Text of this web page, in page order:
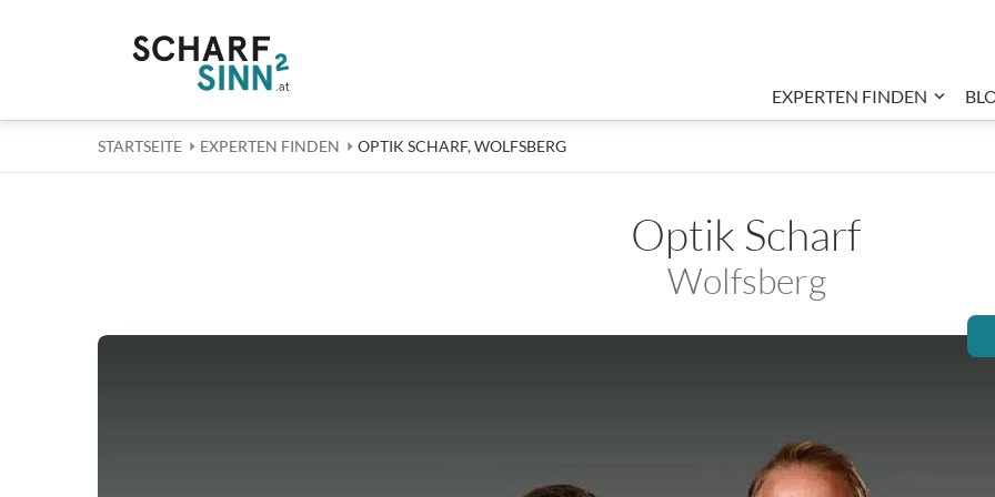
EXPERTEN FINDEN
STARTSEITE EXPERTEN FINDEN AKTUELL: OPTIK SCHARF, WOLFSBERG
OPTIK SCHARF, WOLFSBERG
Optik Scharf
Wolfsberg